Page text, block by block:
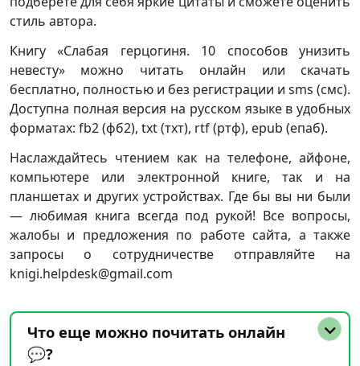
стиль автора.
Книгу «Слабая герцогиня. 10 способов унизить
невесту» можно читать онлайн или скачать
бесплатно, полностью и без регистрации и sms (смс).
Доступна полная версия на русском языке в удобных
форматах: fb2 (фб2), txt (тхт), rtf (ртф), epub (епаб).
Наслаждайтесь чтением как на телефоне, айфоне,
компьютере или электронной книге, так и на
планшетах и других устройствах. Где бы вы ни были
— любимая книга всегда под рукой! Все вопросы,
жалобы и предложения по работе сайта, а также
запросы о сотрудничестве отправляйте на
knigi.helpdesk@gmail.com
Что еще можно почитать онлайн
💬?